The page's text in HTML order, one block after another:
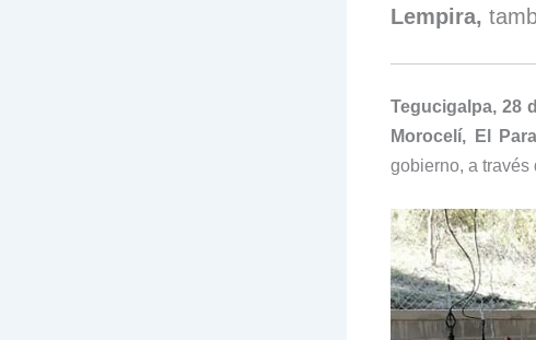
Lempira,
Tegucigalpa, 28
Morocelí, El
gobierno, a través